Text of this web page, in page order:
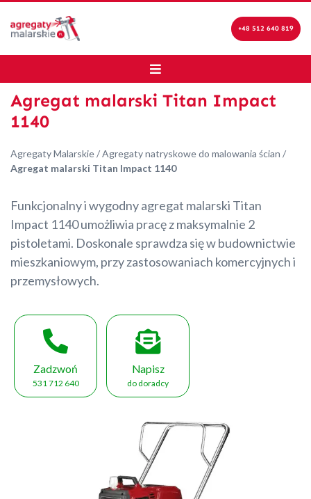
+48 512 640 819
Agregat malarski Titan Impact
1140
Agregaty Malarskie/Agregaty natryskowe do malowania ścian /
Agregat malarski Titan Impact 1140
Funkcjonalny i wygodny agregat malarski Titan
Impact 1140 umożliwia pracę z maksymalnie 2
pistoletami. Doskonale sprawdza się w budownictwie
mieszkaniowym, przy zastosowaniach komercyjnych i
przemysłowych.
Zadzwoń
531 712 640
Napisz
do doradcy